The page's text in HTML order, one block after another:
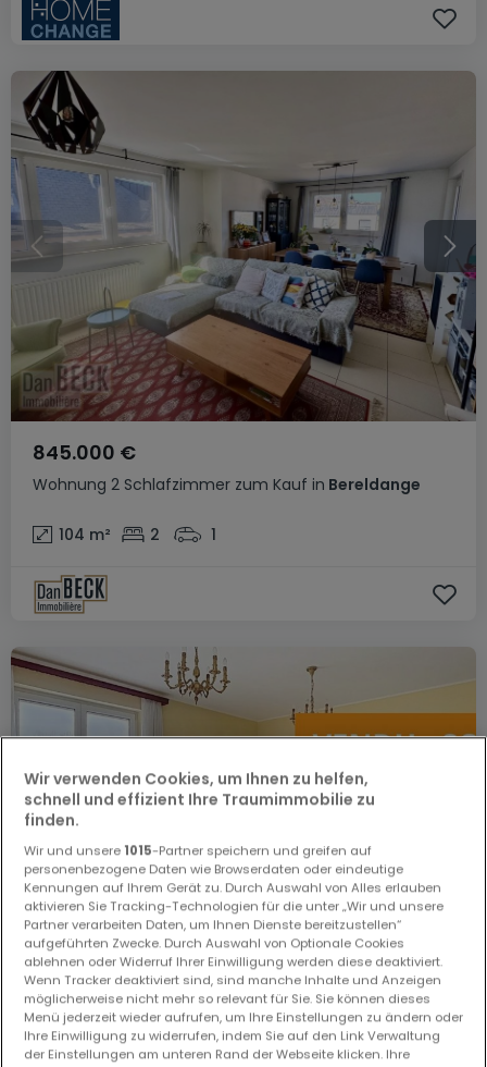
Wohnung 2 Schlafzimmer zum Kauf in Bereldange
845.000 €
104 m² 2 1
Wohnung 1 Schlafzimmer zum Kauf inBereldange
535.000 €
Wir verwenden Cookies, um Ihnen zu helfen,
schnell und effizient Ihre Traumimmobilie zu
finden.
Wir und unsere 1015-Partner speichern und greifen auf
personenbezogene Daten wie Browserdaten oder eindeutige
Kennungen auf Ihrem Gerät zu. Durch Auswahl von Alles erlauben
aktivieren Sie Tracking-Technologien für die unter „Wir und unsere
Partner verarbeiten Daten, um Ihnen Dienste bereitzustellen“
aufgeführten Zwecke. Durch Auswahl von Optionale Cookies
ablehnen oder Widerruf Ihrer Einwilligung werden diese deaktiviert.
Wenn Tracker deaktiviert sind, sind manche Inhalte und Anzeigen
möglicherweise nicht mehr so relevant für Sie. Sie können dieses
Menü jederzeit wieder aufrufen, um Ihre Einstellungen zu ändern oder
Ihre Einwilligung zu widerrufen, indem Sie auf den Link Verwaltung
der Einstellungen am unteren Rand der Webseite klicken. Ihre